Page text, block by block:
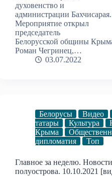
духовенство и
администрации Бахчисарая.
Мероприятие открыл
председатель
Белорусской общины
Роман Чегринец,…
03.07.2022
Белорусы Видео
татары
Культура
Крыма
дипломатия
Топ
Главное за неделю.
полуострова. 10.10.2021